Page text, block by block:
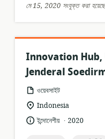
মে 15, 2020 সংযুক্ত করা হয়েছে
Innovation
Jenderal
তথ্যসম্পদের
ফর্ম্যাট:
ওয়েবসাইট
প্রাসঙ্গিকতার
অবস্থান:
Indonesia
ভাষা:ইন্দোনেশীয় .
প্রকাশনার
2020